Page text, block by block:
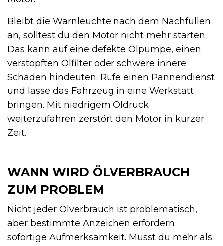
Bleibt die Warnleuchte nach dem Nachfüllen
an, solltest du den Motor nicht mehr starten.
Das kann auf eine defekte Ölpumpe, einen
verstopften Ölfilter oder schwere innere
Schäden hindeuten. Rufe einen Pannendienst
und lasse das Fahrzeug in eine Werkstatt
bringen. Mit niedrigem Öldruck
weiterzufahren zerstört den Motor in kurzer
Zeit.
WANN WIRD ÖLVERBRAUCH
ZUM PROBLEM
Nicht jeder Ölverbrauch ist problematisch,
aber bestimmte Anzeichen erfordern
sofortige Aufmerksamkeit. Musst du mehr als